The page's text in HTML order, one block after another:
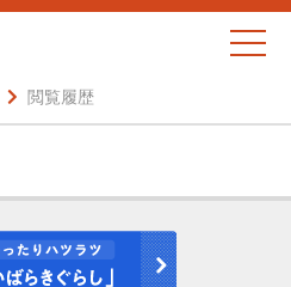
閲覧履歴